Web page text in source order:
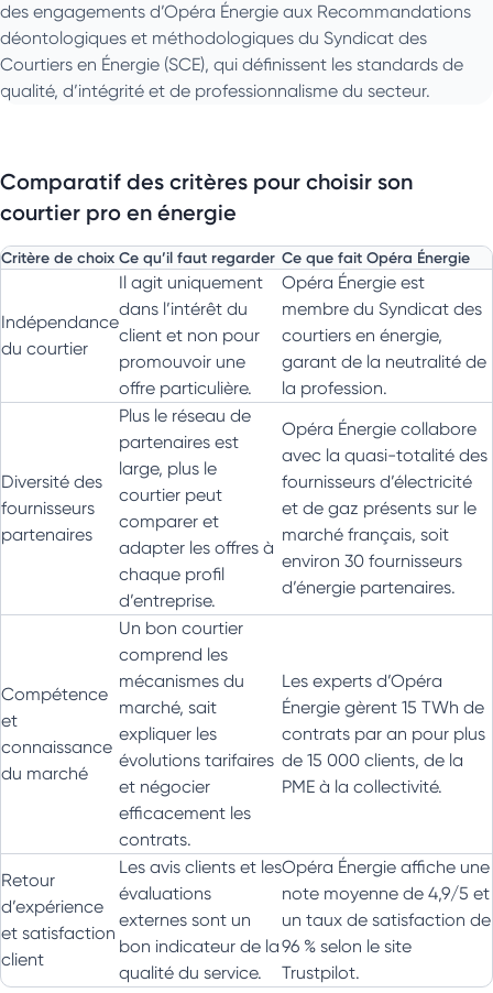
des engagements d’Opéra Énergie aux Recommandations
déontologiques et méthodologiques du Syndicat des
Courtiers en Énergie (SCE), qui définissent les standards de
qualité, d’intégrité et de professionnalisme du secteur.
Comparatif des critères pour choisir son
courtier pro en énergie
Critère de choix Ce qu’il faut regarder Ce que fait Opéra Énergie
Indépendance
du courtier
Il agit uniquement
dans l’intérêt du
client et non pour
promouvoir une
offre particulière.
Opéra Énergie est
membre du Syndicat des
courtiers en énergie,
garant de la neutralité de
la profession.
Diversité des
fournisseurs
partenaires
Plus le réseau de
partenaires est
large, plus le
courtier peut
comparer et
adapter les offres à
chaque profil
d’entreprise.
Opéra Énergie collabore
avec la quasi-totalité des
fournisseurs d’électricité
et de gaz présents sur le
marché français, soit
environ 30 fournisseurs
d’énergie partenaires.
Compétence
et
connaissance
du marché
Un bon courtier
comprend les
mécanismes du
marché, sait
expliquer les
évolutions tarifaires
et négocier
efficacement les
contrats.
Les experts d’Opéra
Énergie gèrent 15 TWh de
contrats par an pour plus
de 15 000 clients, de la
PME à la collectivité.
Retour
d’expérience
et satisfaction
client
Les avis clients et les
évaluations
externes sont un
bon indicateur de la
qualité du service.
Opéra Énergie affiche une
note moyenne de 4,9/5 et
un taux de satisfaction de
96 % selon le site
Trustpilot.